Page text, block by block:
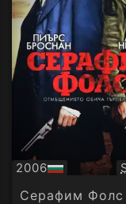
2006
БГ
аудио
Серафим Фолс